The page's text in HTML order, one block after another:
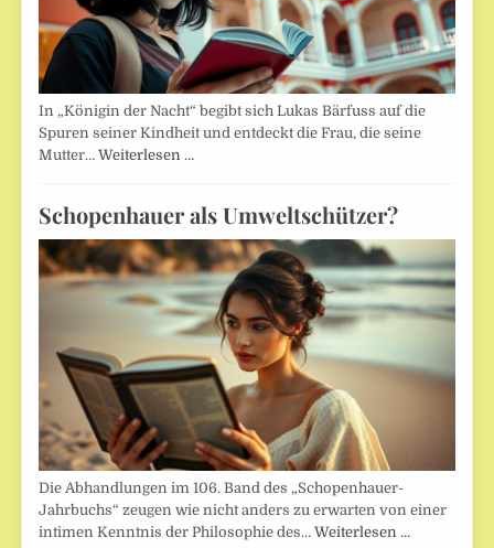
In „Königin der Nacht“ begibt sich Lukas Bärfuss auf die
Spuren seiner Kindheit und entdeckt die Frau, die seine
Mutter…Weiterlesen …
Schopenhauer als Umweltschützer?
Die Abhandlungen im 106. Band des „Schopenhauer-
Jahrbuchs“ zeugen wie nicht anders zu erwarten von einer
intimen Kenntnis der Philosophie des…Weiterlesen …